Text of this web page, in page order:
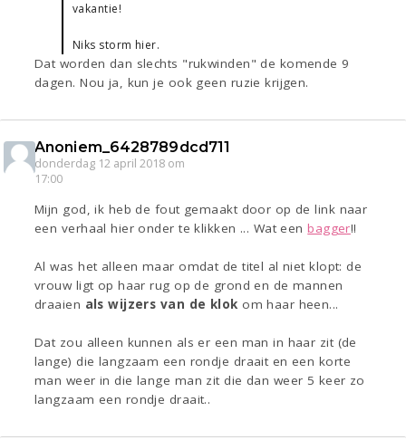
vakantie!
Niks storm hier.
Dat worden dan slechts "rukwinden" de komende 9
dagen. Nou ja, kun je ook geen ruzie krijgen.
Anoniem_6428789dcd711
donderdag 12 april 2018 om
17:00
Mijn god, ik heb de fout gemaakt door op de link naar
een verhaal hier onder te klikken ... Wat eenbagger!!
Al was het alleen maar omdat de titel al niet klopt: de
vrouw ligt op haar rug op de grond en de mannen
draaien als wijzers van de klok om haar heen...
Dat zou alleen kunnen als er een man in haar zit (de
lange) die langzaam een rondje draait en een korte
man weer in die lange man zit die dan weer 5 keer zo
langzaam een rondje draait..